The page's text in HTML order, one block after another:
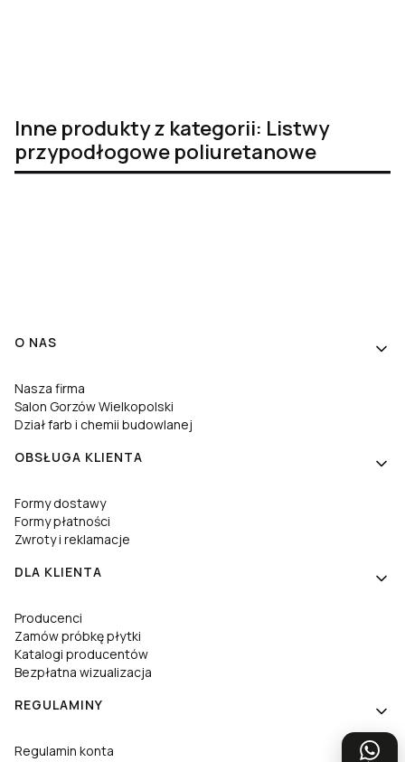
Inne produkty z kategorii: Listwy
przypodłogowe poliuretanowe
Linki w stopce
O NAS
Nasza firma
Salon Gorzów Wielkopolski
Dział farb i chemii budowlanej
OBSŁUGA KLIENTA
Formy dostawy
Formy płatności
Zwroty i reklamacje
DLA KLIENTA
Producenci
Zamów próbkę płytki
Katalogi producentów
Bezpłatna wizualizacja
REGULAMINY
Regulamin konta